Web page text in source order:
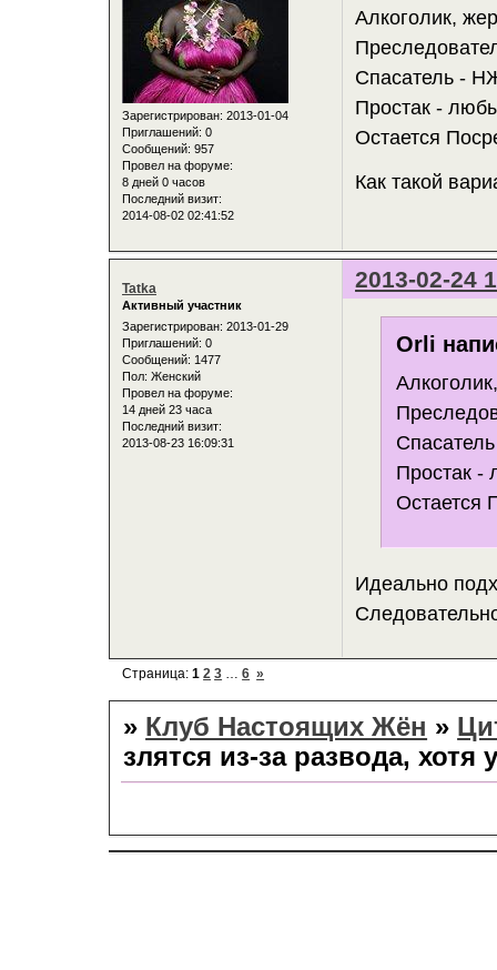
Зарегистрирован: 2013-01-04
Приглашений: 0
Сообщений: 957
Провел на форуме:
8 дней 0 часов
Последний визит:
2014-08-02 02:41:52
Алкоголик,
Спасатель -
Простак -
Остается
Как такой
2013-02-24
Tatka
Активный участник
Зарегистрирован: 2013-01-29
Приглашений: 0
Сообщений: 1477
Пол: Женский
Провел на форуме:
14 дней 23 часа
Последний визит:
2013-08-23 16:09:31
Orli
Простак -
Остается
Идеально
Страница:1 2 3 … 6 »
» Клуб Настоящих Жён »
злятся из-за развода,